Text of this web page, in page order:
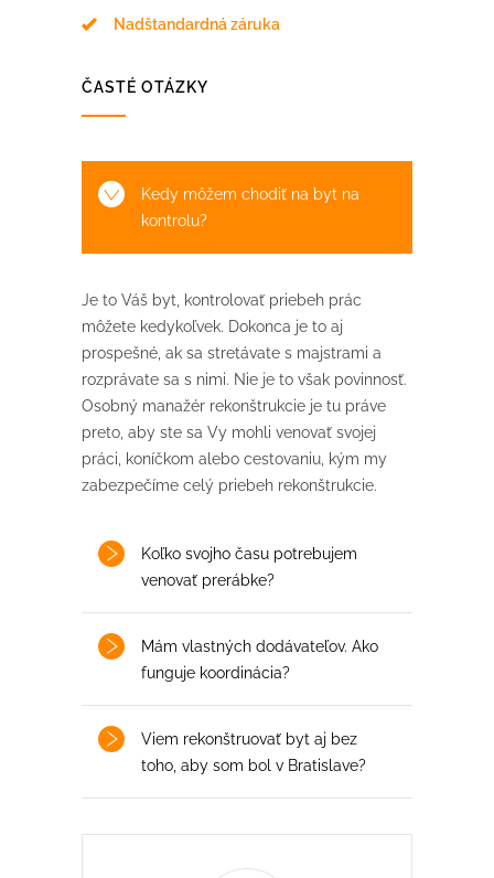
Nadštandardná záruka
ČASTÉ OTÁZKY
Kedy môžem chodiť na byt na
kontrolu?
Je to Váš byt, kontrolovať priebeh prác
môžete kedykoľvek. Dokonca je to aj
prospešné, ak sa stretávate s majstrami a
rozprávate sa s nimi. Nie je to však povinnosť.
Osobný manažér rekonštrukcie je tu práve
preto, aby ste sa Vy mohli venovať svojej
práci, koníčkom alebo cestovaniu, kým my
zabezpečíme celý priebeh rekonštrukcie.
Koľko svojho času potrebujem
venovať prerábke?
Mám vlastných dodávateľov. Ako
funguje koordinácia?
Viem rekonštruovať byt aj bez
toho, aby som bol v Bratislave?